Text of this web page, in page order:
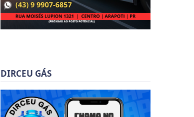
DIRCEU GÁS